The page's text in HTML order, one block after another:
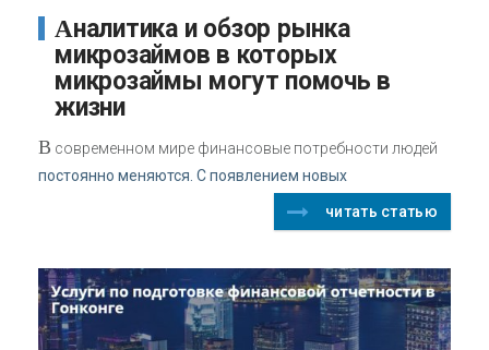
Аналитика и обзор рынка
микрозаймов в которых
микрозаймы могут помочь в
жизни
В современном мире финансовые потребности людей
постоянно меняются. С появлением новых
читать статью